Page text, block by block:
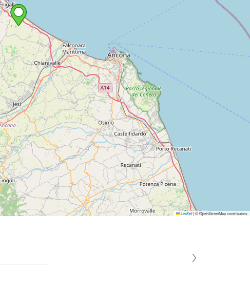
Leaflet|© OpenStreetMap contributors
›